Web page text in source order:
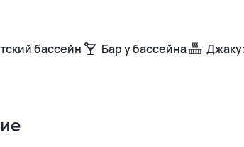
бассейн Бар у бассейна